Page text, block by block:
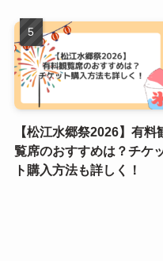
【松江水郷祭2026】有料
覧席のおすすめは？チケ
ト購入方法も詳しく！